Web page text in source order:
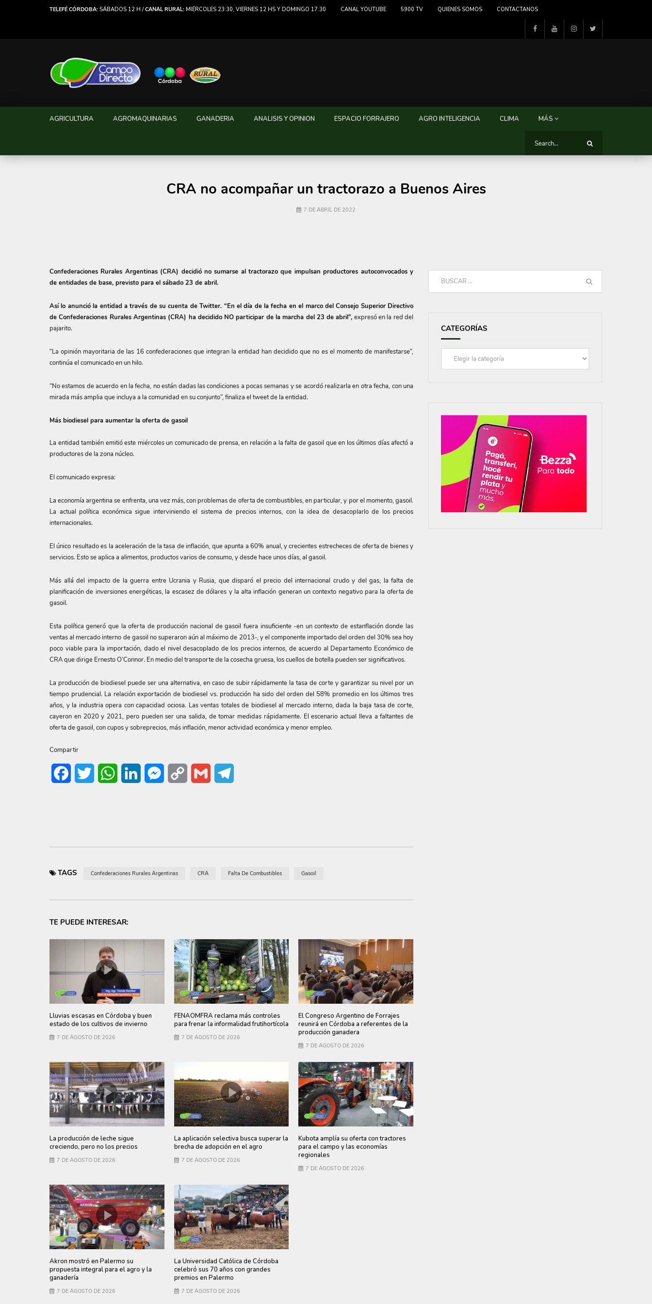
TELEFÉ CÓRDOBA: SÁBADOS 12 H /CANAL RURAL: MIÉRCOLES 23:30, VIERNES 12 HS Y DOMINGO 17:30 CANAL YOUTUBE 5900 TV QUIENES SOMOS CONTACTANOS
AGRICULTURA AGROMAQUINARIAS GANADERIA ANALISIS Y OPINION ESPACIO FORRAJERO AGRO INTELIGENCIA CLIMA MÁS
CRA no acompañar un tractorazo a Buenos Aires
7 DE ABRIL DE 2022
Confederaciones Rurales Argentinas (CRA) decidió no sumarse al tractorazo que impulsan productores autoconvocados y
de entidades de base, previsto para el sábado 23 de abril.
Así lo anunció la entidad a través de su cuenta de Twitter. “En el día de la fecha en el marco del Consejo Superior Directivo
de Confederaciones Rurales Argentinas (CRA) ha decidido NO participar de la marcha del 23 de abril”, expresó en la red del
pajarito.
“La opinión mayoritaria de las 16 confederaciones que integran la entidad han decidido que no es el momento de manifestarse”,
continúa el comunicado en un hilo.
“No estamos de acuerdo en la fecha, no están dadas las condiciones a pocas semanas y se acordó realizarla en otra fecha, con una
mirada más amplia que incluya a la comunidad en su conjunto”, finaliza el tweet de la entidad.
Más biodiesel para aumentar la oferta de gasoil
La entidad también emitió este miércoles un comunicado de prensa, en relación a la falta de gasoil que en los últimos días afectó a
productores de la zona núcleo.
El comunicado expresa:
La economía argentina se enfrenta, una vez más, con problemas de oferta de combustibles, en particular, y por el momento, gasoil.
La actual política económica sigue interviniendo el sistema de precios internos, con la idea de desacoplarlo de los precios
internacionales.
El único resultado es la aceleración de la tasa de inflación, que apunta a 60% anual, y crecientes estrecheces de oferta de bienes y
servicios. Esto se aplica a alimentos, productos varios de consumo, y desde hace unos días, al gasoil.
Más allá del impacto de la guerra entre Ucrania y Rusia, que disparó el precio del internacional crudo y del gas, la falta de
planificación de inversiones energéticas, la escasez de dólares y la alta inflación generan un contexto negativo para la oferta de
gasoil.
Esta política generó que la oferta de producción nacional de gasoil fuera insuficiente -en un contexto de estanflación donde las
ventas al mercado interno de gasoil no superaron aún al máximo de 2013-, y el componente importado del orden del 30% sea hoy
poco viable para la importación, dado el nivel desacoplado de los precios internos, de acuerdo al Departamento Económico de
CRA que dirige Ernesto O’Connor. En medio del transporte de la cosecha gruesa, los cuellos de botella pueden ser significativos.
La producción de biodiesel puede ser una alternativa, en caso de subir rápidamente la tasa de corte y garantizar su nivel por un
tiempo prudencial. La relación exportación de biodiesel vs. producción ha sido del orden del 58% promedio en los últimos tres
años, y la industria opera con capacidad ociosa. Las ventas totales de biodiesel al mercado interno, dada la baja tasa de corte,
cayeron en 2020 y 2021, pero pueden ser una salida, de tomar medidas rápidamente. El escenario actual lleva a faltantes de
oferta de gasoil, con cupos y sobreprecios, más inflación, menor actividad económica y menor empleo.
Compartir
FacebookTwitter WhatsAppLinkedIn Messenger
Copy
Gmail
TAGS Confederaciones Rurales Argentinas CRA Falta De Combustibles Gasoil
TE PUEDE INTERESAR:
Lluvias escasas en Córdoba y buen
estado de los cultivos de invierno
7 DE AGOSTO DE 2026
FENAOMFRA reclama más controles
para frenar la informalidad frutihortícola
7 DE AGOSTO DE 2026
El Congreso Argentino de Forrajes
reunirá en Córdoba a referentes de la
producción ganadera
7 DE AGOSTO DE 2026
La producción de leche sigue
creciendo, pero no los precios
7 DE AGOSTO DE 2026
La aplicación selectiva busca superar la
brecha de adopción en el agro
7 DE AGOSTO DE 2026
Kubota amplía su oferta con tractores
para el campo y las economías
regionales
7 DE AGOSTO DE 2026
Akron mostró en Palermo su
propuesta integral para el agro y la
ganadería
7 DE AGOSTO DE 2026
La Universidad Católica de Córdoba
celebró sus 70 años con grandes
premios en Palermo
7 DE AGOSTO DE 2026
CATEGORÍAS
Categorías